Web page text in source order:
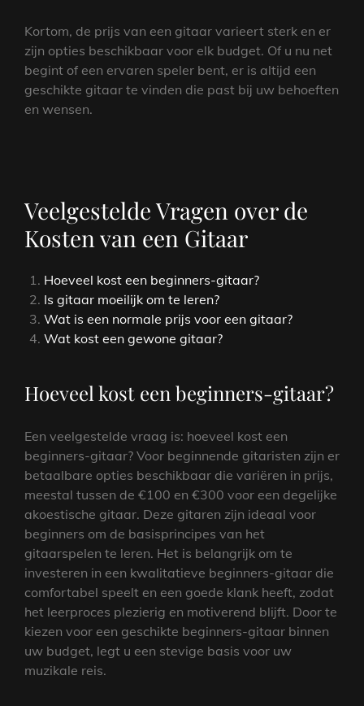
Kortom, de prijs van een gitaar varieert sterk en er
zijn opties beschikbaar voor elk budget. Of u nu net
begint of een ervaren speler bent, er is altijd een
geschikte gitaar te vinden die past bij uw behoeften
en wensen.
Veelgestelde Vragen over de
Kosten van een Gitaar
Hoeveel kost een beginners-gitaar?
Is gitaar moeilijk om te leren?
Wat is een normale prijs voor een gitaar?
Wat kost een gewone gitaar?
Hoeveel kost een beginners-gitaar?
Een veelgestelde vraag is: hoeveel kost een
beginners-gitaar? Voor beginnende gitaristen zijn er
betaalbare opties beschikbaar die variëren in prijs,
meestal tussen de €100 en €300 voor een degelijke
akoestische gitaar. Deze gitaren zijn ideaal voor
beginners om de basisprincipes van het
gitaarspelen te leren. Het is belangrijk om te
investeren in een kwalitatieve beginners-gitaar die
comfortabel speelt en een goede klank heeft, zodat
het leerproces plezierig en motiverend blijft. Door te
kiezen voor een geschikte beginners-gitaar binnen
uw budget, legt u een stevige basis voor uw
muzikale reis.